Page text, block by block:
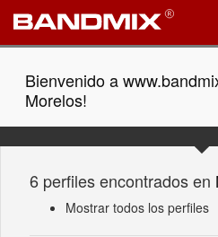
Bienvenido a
Morelos!
6 perfiles encontrados en
Mostrar todos los perfiles